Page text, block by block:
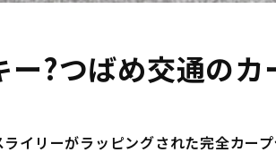
?つばめ交通のカ
イリーがラッピングされた完全カー